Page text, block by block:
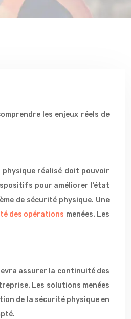
les enjeux réels de
réalisé doit pouvoir
pour améliorer l’état
de sécurité physique. Une
des opérations menées. Les
assurer la continuité des
Les solutions menées
de la sécurité physique en